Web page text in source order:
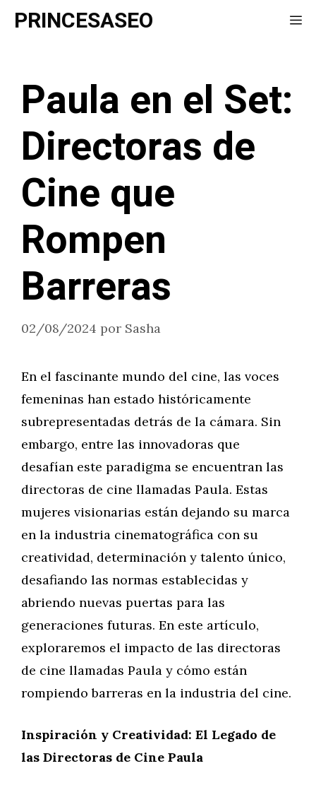
Saltar
PRINCESASEO
Paula en el Set:
Directoras de
Cine que
Rompen
Barreras
02/08/2024 por Sasha
En el fascinante mundo del cine, las voces
femeninas han estado históricamente
subrepresentadas detrás de la cámara. Sin
embargo, entre las innovadoras que
desafían este paradigma se encuentran las
directoras de cine llamadas Paula. Estas
mujeres visionarias están dejando su marca
en la industria cinematográfica con su
creatividad, determinación y talento único,
desafiando las normas establecidas y
abriendo nuevas puertas para las
generaciones futuras. En este artículo,
exploraremos el impacto de las directoras
de cine llamadas Paula y cómo están
rompiendo barreras en la industria del cine.
Inspiración y Creatividad: El Legado de
las Directoras de Cine Paula